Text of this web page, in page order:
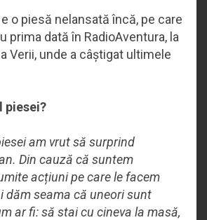
e o piesă nelansată încă, pe care
prima dată în RadioAventura, la
Verii, unde a câștigat ultimele
piesei?
am vrut să surprind
Din cauză că suntem
acțiuni pe care le facem
dăm seama că uneori sunt
ar fi: să stai cu cineva la masă,